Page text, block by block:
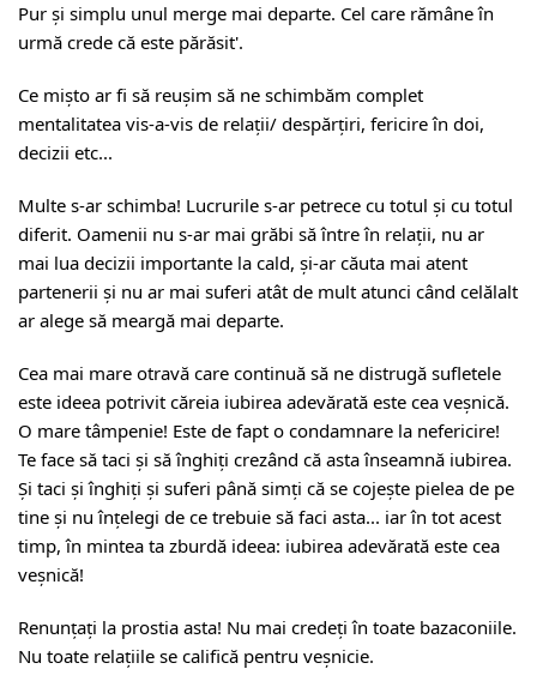
Pur și simplu unul merge mai departe. Cel care rămâne în
urmă crede că este părăsit'.
Ce mișto ar fi să reușim să ne schimbăm complet
mentalitatea vis-a-vis de relații/ despărțiri, fericire în doi,
decizii etc...
Multe s-ar schimba! Lucrurile s-ar petrece cu totul și cu totul
diferit. Oamenii nu s-ar mai grăbi să între în relații, nu ar
mai lua decizii importante la cald, și-ar căuta mai atent
partenerii și nu ar mai suferi atât de mult atunci când celălalt
ar alege să meargă mai departe.
Cea mai mare otravă care continuă să ne distrugă sufletele
este ideea potrivit căreia iubirea adevărată este cea veșnică.
O mare tâmpenie! Este de fapt o condamnare la nefericire!
Te face să taci și să înghiți crezând că asta înseamnă iubirea.
Și taci și înghiți și suferi până simți că se cojește pielea de pe
tine și nu înțelegi de ce trebuie să faci asta... iar în tot acest
timp, în mintea ta zburdă ideea: iubirea adevărată este cea
veșnică!
Renunțați la prostia asta! Nu mai credeți în toate bazaconiile.
Nu toate relațiile se califică pentru veșnicie.